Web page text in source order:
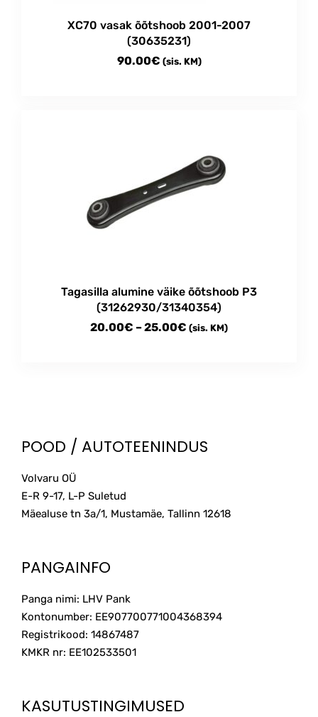
XC70 vasak õõtshoob 2001-2007
(30635231)
90.00€ (sis. KM)
Tagasilla alumine väike õõtshoob P3
(31262930/31340354)
20.00€ –25.00€ Price
(sis. KM)
options
be
chosen
on
POOD / AUTOTEENINDUS
Volvaru OÜ
E-R 9-17, L-P Suletud
Mäealuse tn 3a/1, Mustamäe, Tallinn 12618
PANGAINFO
Panga nimi: LHV Pank
Kontonumber: EE907700771004368394
Registrikood: 14867487
KMKR nr: EE102533501
KASUTUSTINGIMUSED